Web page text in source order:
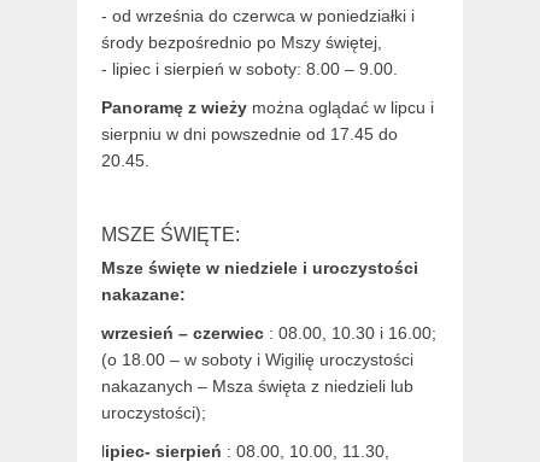
- od września do czerwca w poniedziałki i
środy bezpośrednio po Mszy świętej,
- lipiec i sierpień w soboty: 8.00 – 9.00.
Panoramę z wieży można oglądać w lipcu i
sierpniu w dni powszednie od 17.45 do
20.45.
MSZE ŚWIĘTE:
Msze święte w niedziele i uroczystości
nakazane:
wrzesień – czerwiec : 08.00, 10.30 i 16.00;
(o 18.00 – w soboty i Wigilię uroczystości
nakazanych – Msza święta z niedzieli lub
uroczystości);
lipiec- sierpień : 08.00, 10.00, 11.30,